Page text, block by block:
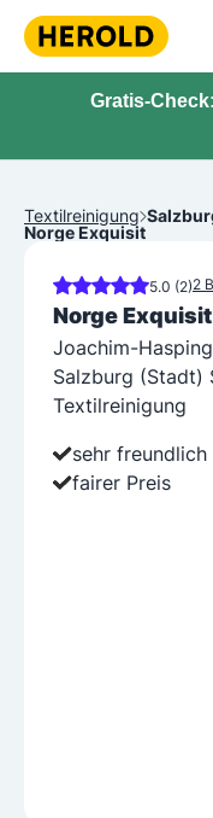
Gratis-
Textilreinigung
Norge Exquisit
5.0 (2)2
Norge Exquisit
Joachim-
Salzburg (Stadt)
Textilreinigung
sehr freundlich
fairer Preis